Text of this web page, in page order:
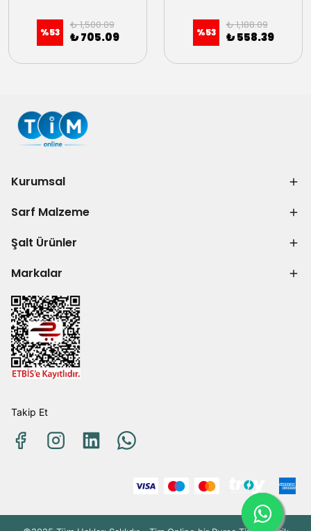
%53
₺ 1,500.09
₺ 705.09 %53
₺ 1,188.09
₺ 558.39
Kurumsal
Sarf Malzeme
Şalt Ürünler
Markalar
Takip Et